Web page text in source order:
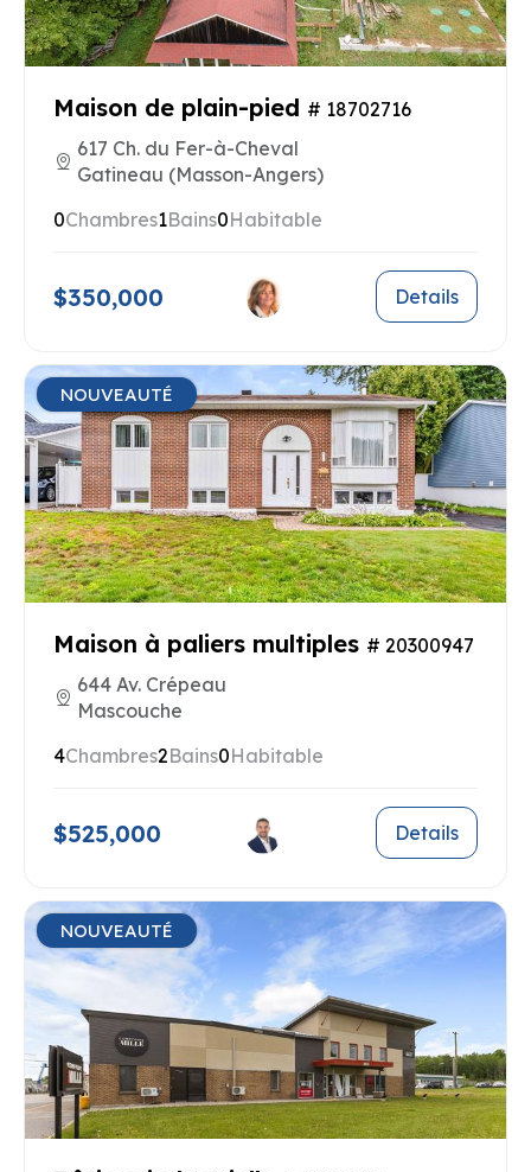
Maison de plain-pied # 18702716
617 Ch. du Fer-à-Cheval
Gatineau (Masson-Angers)
0Chambres1Bains0Habitable
$350,000 Details
NOUVEAUTÉ
Maison à paliers multiples # 20300947
644 Av. Crépeau
Mascouche
4Chambres2Bains0Habitable
$525,000 Details
NOUVEAUTÉ